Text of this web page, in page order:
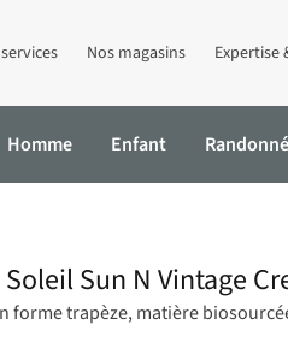
Nos magasins Expertise
Homme Enfant
Sun N Vintage
forme trapèze, matière